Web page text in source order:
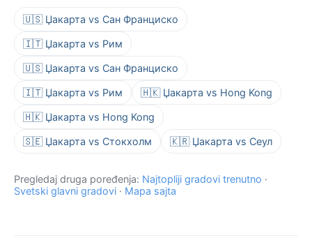
🇺🇸 Џакарта vs Сан Франциско
🇮🇹 Џакарта vs Рим
🇺🇸 Џакарта vs Сан Франциско
🇮🇹 Џакарта vs Рим 🇭🇰 Џакарта vs Hong Kong
🇭🇰 Џакарта vs Hong Kong
🇸🇪 Џакарта vs Стокхолм 🇰🇷 Џакарта vs Сеул
Pregledaj druga poređenja: Najtopliji gradovi trenutno ·
Svetski glavni gradovi · Mapa sajta